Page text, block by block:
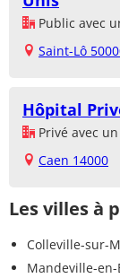
Public avec
Saint-Lô
Hôpital
Privé avec
Caen 14000
Les villes à
Colleville-sur-
Mandeville-en-